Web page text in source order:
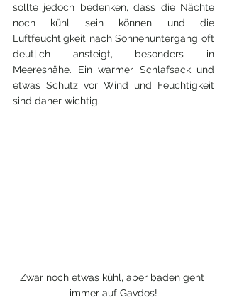
sollte jedoch bedenken, dass die Nächte
noch kühl sein können und die
Luftfeuchtigkeit nach Sonnenuntergang oft
deutlich ansteigt, besonders in
Meeresnähe. Ein warmer Schlafsack und
etwas Schutz vor Wind und Feuchtigkeit
sind daher wichtig.
Zwar noch etwas kühl, aber baden geht
immer auf Gavdos!